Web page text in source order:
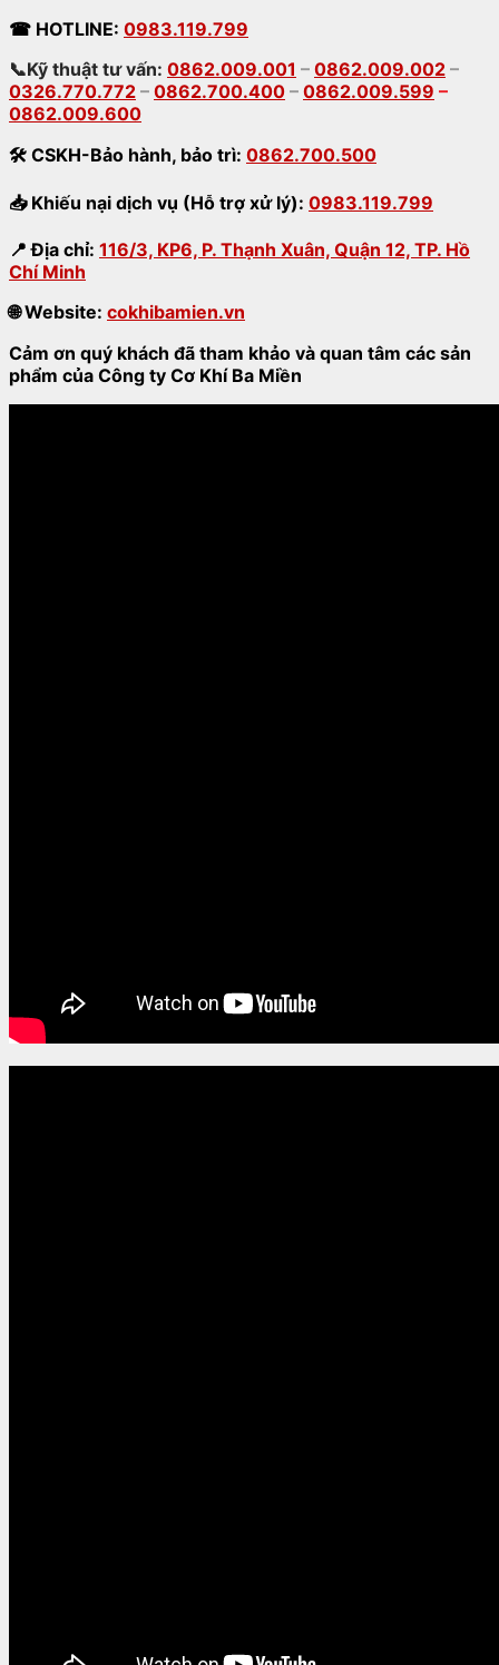
☎ HOTLINE: 0983.119.799
📞Kỹ thuật tư vấn: 0862.009.001 – 0862.009.002 –
0326.770.772 – 0862.700.400 – 0862.009.599 –
0862.009.600
🛠 CSKH-Bảo hành, bảo trì: 0862.700.500
📥Khiếu nại dịch vụ (Hỗ trợ xử lý): 0983.119.799
📍 Địa chỉ: 116/3, KP6, P. Thạnh Xuân, Quận 12, TP. Hồ
Chí Minh
🌐Website: cokhibamien.vn
Cảm ơn quý khách đã tham khảo và quan tâm các sản
phẩm của Công ty Cơ Khí Ba Miền